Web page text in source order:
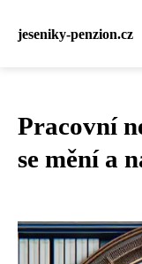
jeseniky-penzion.cz
Pracovní
se mění a